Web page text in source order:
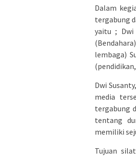
Dalam
tergabung
yaitu ; Dwi
lembaga)
Dwi
media
tergabung
tentang
memiliki
Tujuan